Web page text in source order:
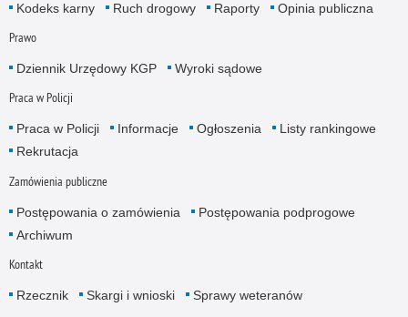
Kodeks karny
Ruch drogowy Raporty Opinia publiczna
Prawo
Dziennik Urzędowy KGP Wyroki sądowe
Praca w Policji
Praca w Policji Informacje Ogłoszenia
Listy rankingowe
Rekrutacja
Zamówienia publiczne
Postępowania o zamówienia
Postępowania podprogowe
Archiwum
Kontakt
Rzecznik Skargi i wnioski Sprawy weteranów